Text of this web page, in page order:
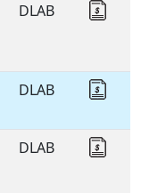
DLAB
DLAB
DLAB